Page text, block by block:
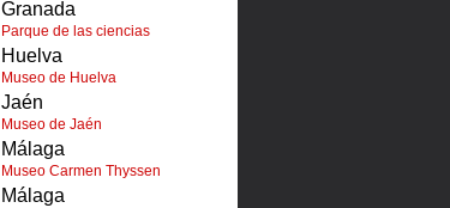
Granada
Parque de las ciencias
Huelva
Museo de Huelva
Jaén
Museo de Jaén
Málaga
Museo Carmen Thyssen
Málaga